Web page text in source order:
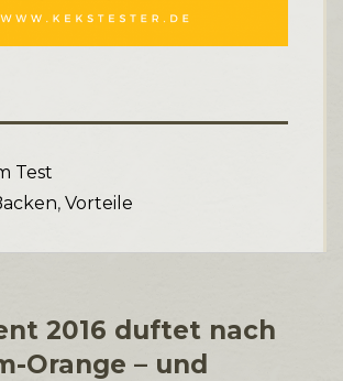
Test
, Vorteile
2016 duftet nach
Orange – und